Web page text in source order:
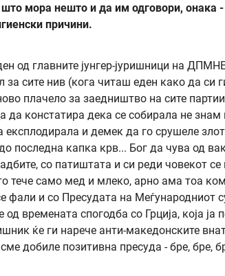
мора нешто и да им одговори, онака -
причини.
од главните јунгер-јуришници на
за сите нив (кога читаш еден како да си
плачело за заедништво на сите
да констатира дека се собирала не знам
експлодирала и демек да го срушеле
последна капка крв... Бог да чува од
со патиштата и си реди човекот
тече само мед и млеко, арно ама тоа
фали и со Пресудата на Меѓународниот
времената спогодба со Грција, која ја
ќе ги нарече анти-македонските
добиле позитивна пресуда - бре, бре,